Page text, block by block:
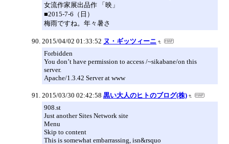
女流作家展出品作 「映」
■2015-7-6（日）
梅雨ですね。年々暑さ
2015/04/02 01:33:52 ヌ・ギッツィーニ
Forbidden
You don’t have permission to access /~sikabane/on this
server.
Apache/1.3.42 Server at www
2015/03/30 02:42:58 黒い大人のヒトのブログ(株)
908.st
Just another Sites Network site
Menu
Skip to content
This is somewhat embarrassing, isn&rsquo